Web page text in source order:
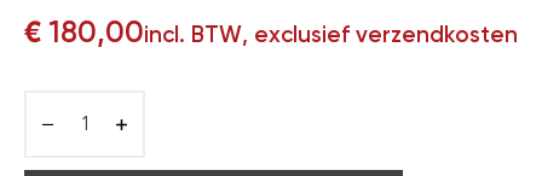
€ 180,00incl. BTW, exclusief verzendkosten